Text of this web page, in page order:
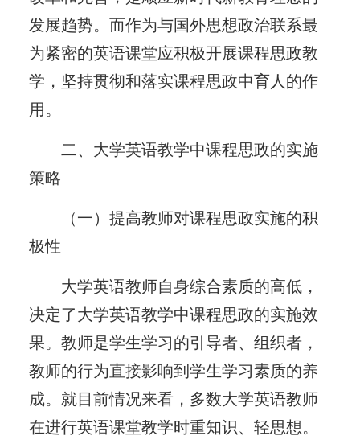
发展趋势。而作为与国外思想政治联系最
为紧密的英语课堂应积极开展课程思政教
学，坚持贯彻和落实课程思政中育人的作
用。
二、大学英语教学中课程思政的实施
策略
（一）提高教师对课程思政实施的积
极性
大学英语教师自身综合素质的高低，
决定了大学英语教学中课程思政的实施效
果。教师是学生学习的引导者、组织者，
教师的行为直接影响到学生学习素质的养
成。就目前情况来看，多数大学英语教师
在进行英语课堂教学时重知识、轻思想。